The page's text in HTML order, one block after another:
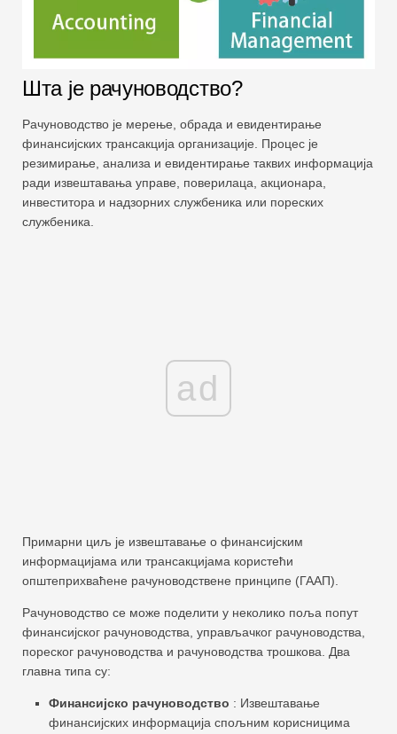
Шта је рачуноводство?
Рачуноводство је мерење, обрада и евидентирање
финансијских трансакција организације. Процес је
резимирање, анализа и евидентирање таквих информација
ради извештавања управе, поверилаца, акционара,
инвеститора и надзорних службеника или пореских
службеника.
ad
Примарни циљ је извештавање о финансијским
информацијама или трансакцијама користећи
општеприхваћене рачуноводствене принципе (ГААП).
Рачуноводство се може поделити у неколико поља попут
финансијског рачуноводства, управљачког рачуноводства,
пореског рачуноводства и рачуноводства трошкова. Два
главна типа су:
Финансијско рачуноводство : Извештавање
финансијских информација спољним корисницима